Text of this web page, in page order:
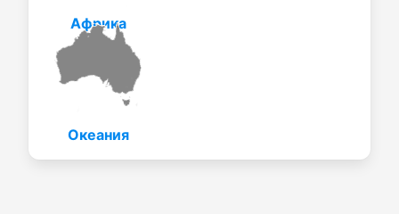
Африка
Океания